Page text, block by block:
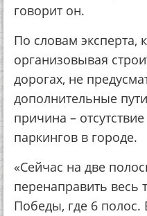
говорит он.
По словам эксперта,
организовывая
дорогах, не
дополнительные
причина –
паркингов в городе.
«Сейчас на две
перенаправить весь
Победы, где 6 полос.